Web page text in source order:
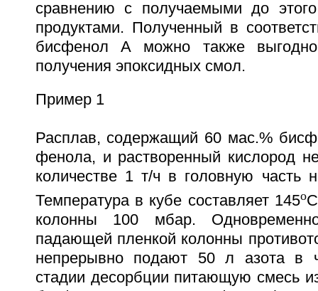
сравнению с получаемыми до
продуктами. Полученный в
бисфенол А можно также выгодно
получения эпоксидных смол.
Пример 1
Расплав, содержащий 60 мас.%
фенола, и растворенный кислород
количестве 1 т/ч в головную часть
Температура в кубе составляет 145o
колонны 100 мбар.
падающей пленкой колонны
непрерывно подают 50 л азота в
стадии десорбции питающую смесь